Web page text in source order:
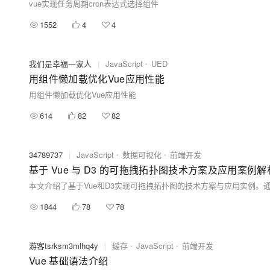
vue实现任务周期cron表达式选择组件
1552
4 4
我们是幸福一家人 | JavaScript UED
用组件懒加载优化Vue应用性能
用组件懒加载优化Vue应用性能
614
82 82
34789737 | JavaScript 数据可视化 前端开发
基于 Vue 与 D3 的可拖拽拓扑图技术方案及应用案例解
1844 78 78
游客tsrksm3mlhq4y | 缓存 JavaScript 前端开发
Vue 基础语法介绍